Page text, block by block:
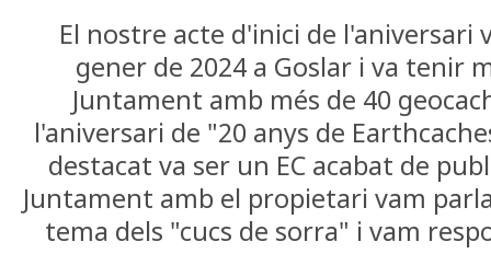
El nostre acte d'inici de l'aniversari
gener de 2024 a Goslar i va tenir
Juntament amb més de 40
l'aniversari de "20 anys de
destacat va ser un EC acabat de
Juntament amb el propietari vam
tema dels "cucs de sorra" i vam